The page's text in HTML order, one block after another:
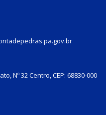
Nº 32 Centro, CEP: 68830-000